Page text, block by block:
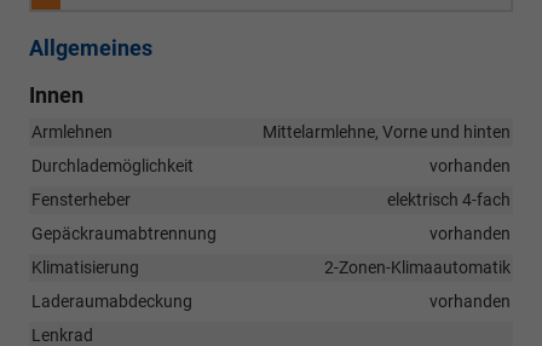
Allgemeines
Innen
Armlehnen
Mittelarmlehne, Vorne und hinten
Durchlademöglichkeit
vorhanden
Fensterheber
elektrisch 4-fach
Gepäckraumabtrennung
vorhanden
Klimatisierung
2-Zonen-Klimaautomatik
Laderaumabdeckung
vorhanden
Lenkrad